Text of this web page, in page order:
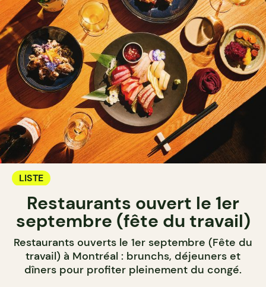
LISTE
Restaurants ouvert le 1er
septembre (fête du travail)
Restaurants ouverts le 1er septembre (Fête du
travail) à Montréal : brunchs, déjeuners et
dîners pour profiter pleinement du congé.